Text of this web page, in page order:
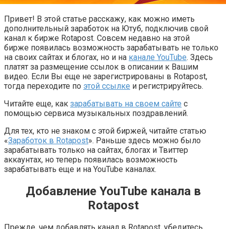
Привет! В этой статье расскажу, как можно иметь
дополнительный заработок на Ютуб, подключив свой
канал к бирже Rotapost. Совсем недавно на этой
бирже появилась возможность зарабатывать не только
на своих сайтах и блогах, но и на канале YouTube. Здесь
платят за размещение ссылок в описании к Вашим
видео. Если Вы еще не зарегистрированы в Rotapost,
тогда переходите по этой ссылке и регистрируйтесь.
Читайте еще, как зарабатывать на своем сайте с
помощью сервиса музыкальных поздравлений.
Для тех, кто не знаком с этой биржей, читайте статью
«Заработок в Rotapost». Раньше здесь можно было
зарабатывать только на сайтах, блогах и Твиттер
аккаунтах, но теперь появилась возможность
зарабатывать еще и на YouTube каналах.
Добавление YouTube канала в
Rotapost
Прежде, чем добавлять канал в Rotapost, убедитесь,